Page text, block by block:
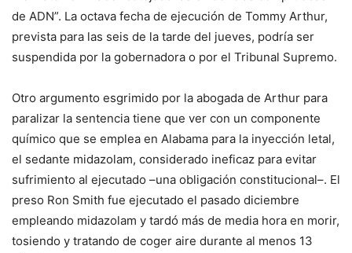
de ADN”. La octava fecha de ejecución de Tommy Arthur,
prevista para las seis de la tarde del jueves, podría ser
suspendida por la gobernadora o por el Tribunal Supremo.
Otro argumento esgrimido por la abogada de Arthur para
paralizar la sentencia tiene que ver con un componente
químico que se emplea en Alabama para la inyección letal,
el sedante midazolam, considerado ineficaz para evitar
sufrimiento al ejecutado –una obligación constitucional–. El
preso Ron Smith fue ejecutado el pasado diciembre
empleando midazolam y tardó más de media hora en morir,
tosiendo y tratando de coger aire durante al menos 13